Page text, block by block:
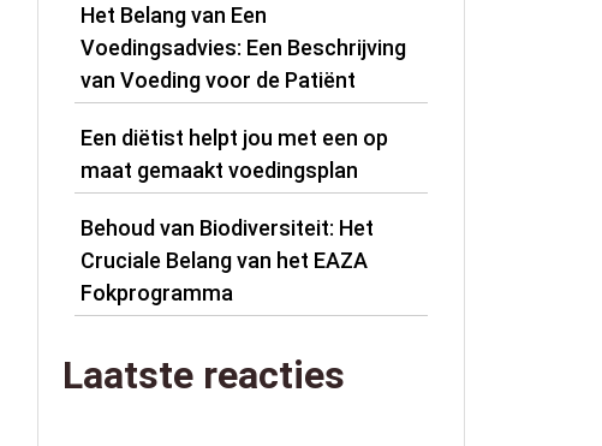
Het Belang van Een
Voedingsadvies: Een Beschrijving
van Voeding voor de Patiënt
Een diëtist helpt jou met een op
maat gemaakt voedingsplan
Behoud van Biodiversiteit: Het
Cruciale Belang van het EAZA
Fokprogramma
Laatste reacties